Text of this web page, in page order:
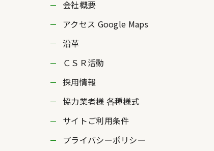
会社概要
アクセス Google Maps
沿革
ＣＳＲ活動
採用情報
協力業者様 各種様式
サイトご利用条件
プライバシーポリシー